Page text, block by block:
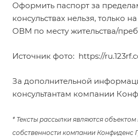
Оформить паспорт за
консульствах нельзя, только
ОВМ по месту жительства/
Источник фото: https://
За дополнительной
консультантам компании
* Тексты рассылки являются
собственности компании Конфиденс